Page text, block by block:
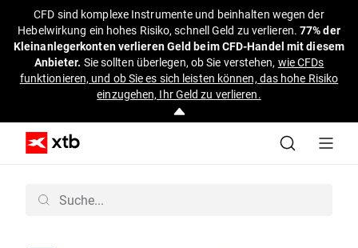
CFD sind komplexe Instrumente und beinhalten wegen der
Hebelwirkung ein hohes Risiko, schnell Geld zu verlieren.77% der
Kleinanlegerkonten verlieren Geld beim CFD-Handel mit diesem
Anbieter. Sie sollten überlegen, ob Sie verstehen, wie CFDs
funktionieren, und ob Sie es sich leisten können, das hohe Risiko
einzugehen, Ihr Geld zu verlieren.